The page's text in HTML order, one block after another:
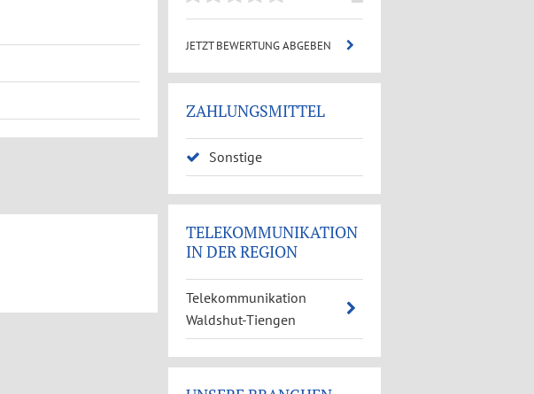
JETZT BEWERTUNG ABGEBEN
ZAHLUNGSMITTEL
Sonstige
TELEKOMMUNIKATION
IN DER REGION
Telekommunikation
Waldshut-Tiengen